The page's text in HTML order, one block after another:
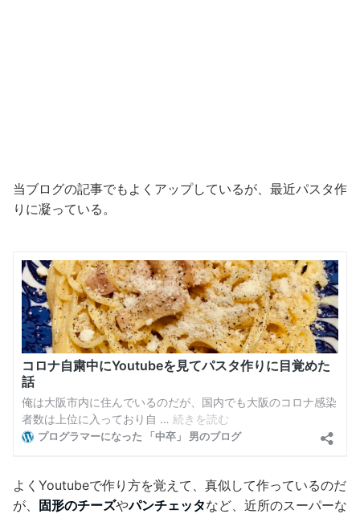
当ブログの記事でもよくアップしているが、最近パスタ作
りに凝っている。
よくYoutubeで作り方を覚えて、真似して作っているのだ
が、 固形のチーズやパンチェッタなど、近所のスーパーな